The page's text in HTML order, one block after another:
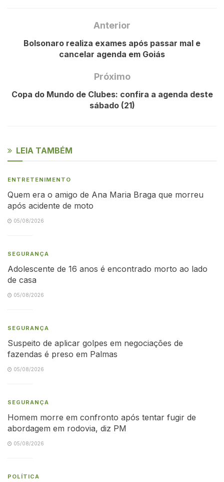
Anterior
Bolsonaro realiza exames após passar mal e
cancelar agenda em Goiás
Próximo
Copa do Mundo de Clubes: confira a agenda deste
sábado (21)
LEIA TAMBÉM
ENTRETENIMENTO
Quem era o amigo de Ana Maria Braga que morreu
após acidente de moto
05/08/2026
SEGURANÇA
Adolescente de 16 anos é encontrado morto ao lado
de casa
05/08/2026
SEGURANÇA
Suspeito de aplicar golpes em negociações de
fazendas é preso em Palmas
05/08/2026
SEGURANÇA
Homem morre em confronto após tentar fugir de
abordagem em rodovia, diz PM
05/08/2026
POLÍTICA